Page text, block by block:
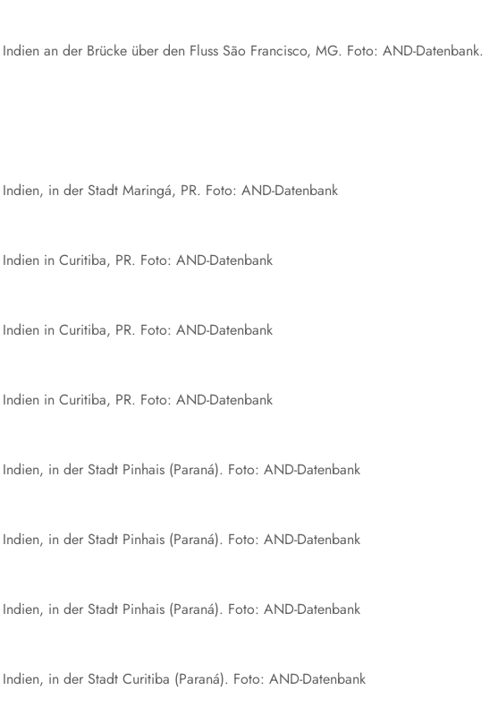
an der Brücke über den Fluss São Francisco, MG. Foto: AND-Datenbank.
in der Stadt Maringá, PR. Foto: AND-Datenbank
in Curitiba, PR. Foto: AND-Datenbank
in Curitiba, PR. Foto: AND-Datenbank
in Curitiba, PR. Foto: AND-Datenbank
in der Stadt Pinhais (Paraná). Foto: AND-Datenbank
in der Stadt Pinhais (Paraná). Foto: AND-Datenbank
in der Stadt Pinhais (Paraná). Foto: AND-Datenbank
in der Stadt Curitiba (Paraná). Foto: AND-Datenbank